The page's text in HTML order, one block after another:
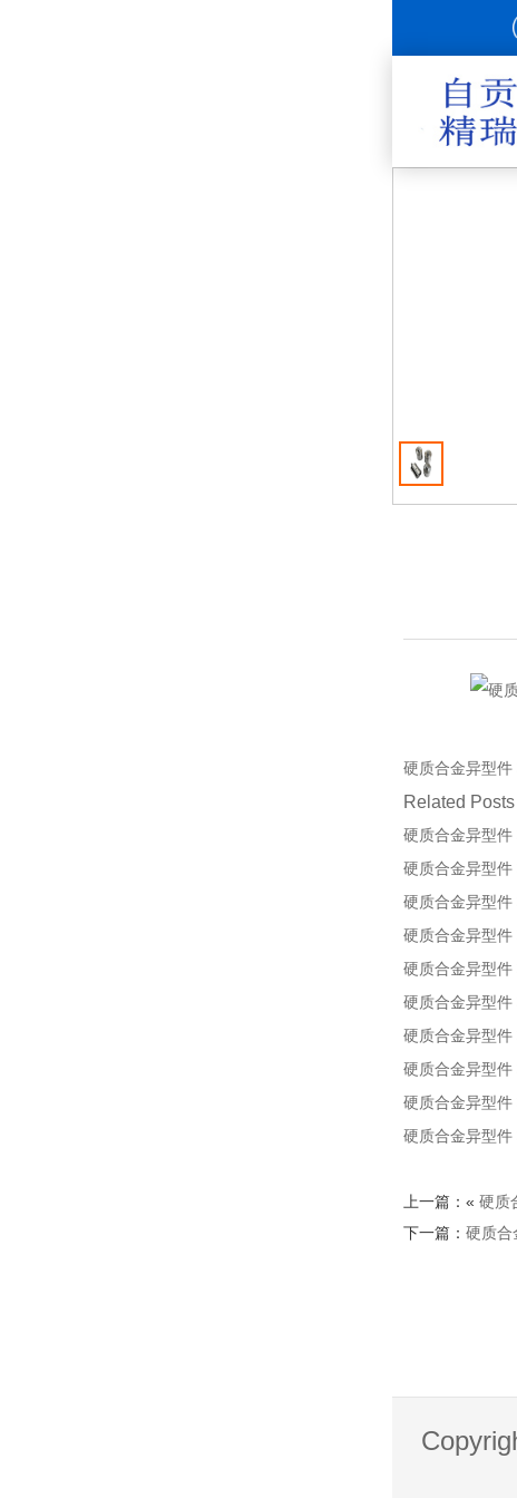
硬质合金异型件
Related Posts
硬质合金异型件
硬质合金异型件
硬质合金异型件
硬质合金异型件
硬质合金异型件
硬质合金异型件
硬质合金异型件
硬质合金异型件
硬质合金异型件
硬质合金异型件
上一篇：« 硬质
下一篇： 硬质合